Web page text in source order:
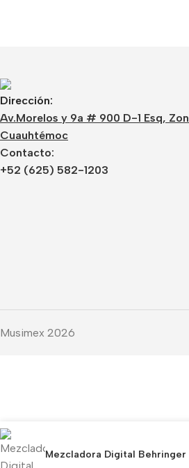
Dirección:
Av.Morelos y 9a # 900 D-1 Esq,
Cuauhtémoc
Contacto:
+52 (625) 582-1203
Musimex 2026
Mezcladora Digital Behringer